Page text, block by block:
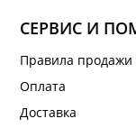
СЕРВИС И
Правила продажи
Оплата
Доставка